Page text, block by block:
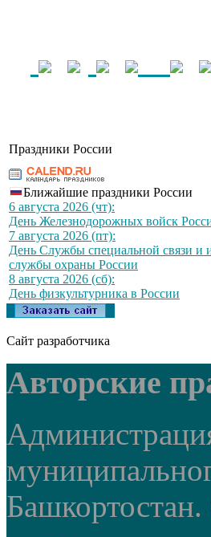
Праздники России
Ближайшие праздники России
6 августа 2026 (чт):
День Железнодорожных войск
7 августа 2026 (пт):
День Службы специальной связи и
службы охраны России
8 августа 2026 (сб):
День физкультурника в России
Сайт разработчика
Авторские